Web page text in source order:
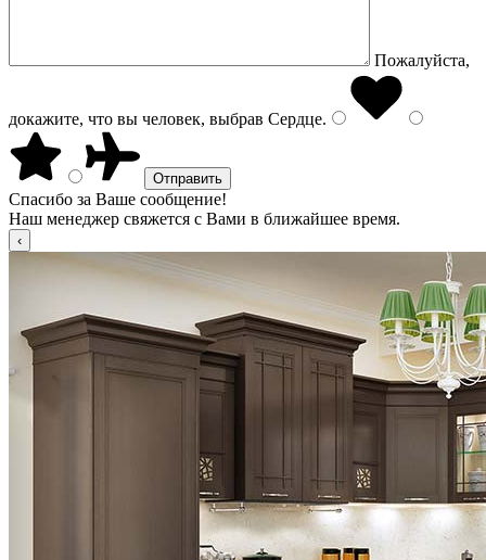
Пожалуйста,
докажите, что вы человек, выбрав Сердце.
Спасибо за Ваше сообщение!
Наш менеджер свяжется с Вами в ближайшее время.